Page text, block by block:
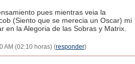
pues mientras veia la
(Siento que se merecia un Oscar) mi
en la Alegoria de las Sobras y Matrix.
AM (02:10 horas) (responder)